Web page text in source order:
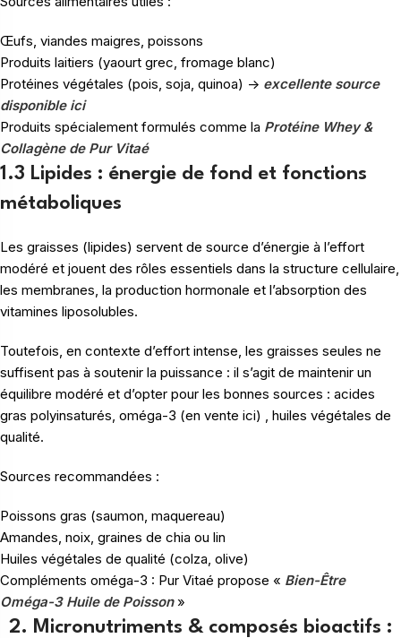
Œufs, viandes maigres, poissons
Produits laitiers (yaourt grec, fromage blanc)
Protéines végétales (pois, soja, quinoa) -> excellente source
disponible ici
Produits spécialement formulés comme la Protéine Whey &
Collagène de Pur Vitaé
1.3 Lipides : énergie de fond et fonctions
métaboliques
Les graisses (lipides) servent de source d’énergie à l’effort
modéré et jouent des rôles essentiels dans la structure cellulaire,
les membranes, la production hormonale et l’absorption des
vitamines liposolubles.
Toutefois, en contexte d’effort intense, les graisses seules ne
suffisent pas à soutenir la puissance : il s’agit de maintenir un
équilibre modéré et d’opter pour les bonnes sources : acides
gras polyinsaturés, oméga-3 (en vente ici) , huiles végétales de
qualité.
Sources recommandées :
Poissons gras (saumon, maquereau)
Amandes, noix, graines de chia ou lin
Huiles végétales de qualité (colza, olive)
Compléments oméga-3 : Pur Vitaé propose « Bien-Être
Oméga-3 Huile de Poisson»
2. Micronutriments & composés bioactifs :